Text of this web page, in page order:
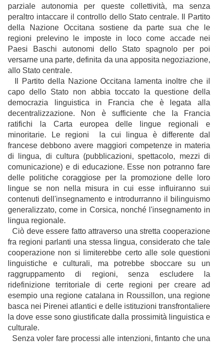
parziale autonomia per queste collettività, ma senza
peraltro intaccare il controllo dello Stato centrale. Il Partito
della Nazione Occitana sostiene da parte sua che le
regioni prelevino le imposte in loco come accade nei
Paesi Baschi autonomi dello Stato spagnolo per poi
versarne una parte, definita da una apposita negoziazione,
allo Stato centrale.
Il Partito della Nazione Occitana lamenta inoltre che il
capo dello Stato non abbia toccato la questione della
democrazia linguistica in Francia che è legata alla
decentralizzazione. Non è sufficiente che la Francia
ratifichi la Carta europea delle lingue regionali e
minoritarie. Le regioni la cui lingua è differente dal
francese debbono avere maggiori competenze in materia
di lingua, di cultura (pubblicazioni, spettacolo, mezzi di
comunicazione) e di educazione. Esse non potranno fare
delle politiche coraggiose per la promozione delle loro
lingue se non nella misura in cui esse influiranno sui
contenuti dell'insegnamento e introdurranno il bilinguismo
generalizzato, come in Corsica, nonché l'insegnamento in
lingua regionale.
Ciò deve essere fatto attraverso una stretta cooperazione
fra regioni parlanti una stessa lingua, considerato che tale
cooperazione non si limiterebbe certo alle sole questioni
linguistiche e culturali, ma potrebbe sboccare su un
raggruppamento di regioni, senza escludere la
ridefinizione territoriale di certe regioni per creare ad
esempio una regione catalana in Roussillon, una regione
basca nei Pirenei atlantici e delle istituzioni transfrontaliere
la dove esse sono giustificate dalla prossimità linguistica e
culturale.
Senza voler fare processi alle intenzioni, fintanto che una